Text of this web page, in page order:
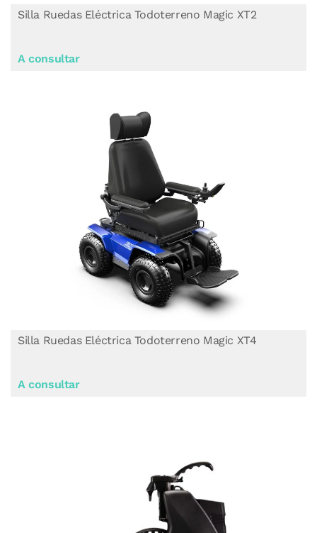
Silla Ruedas Eléctrica Todoterreno Magic XT4
A consultar
Silla Ruedas Eléctrica Todoterreno Magic XT2
A consultar